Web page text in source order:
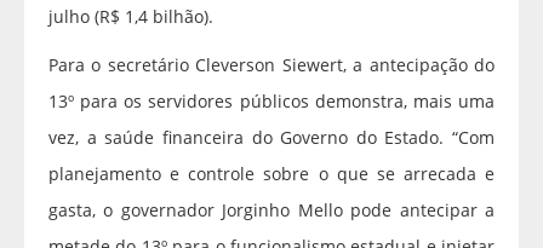
julho (R$ 1,4 bilhão).
Para o secretário Cleverson Siewert, a antecipação do
13º para os servidores públicos demonstra, mais uma
vez, a saúde financeira do Governo do Estado. “Com
planejamento e controle sobre o que se arrecada e
gasta, o governador Jorginho Mello pode antecipar a